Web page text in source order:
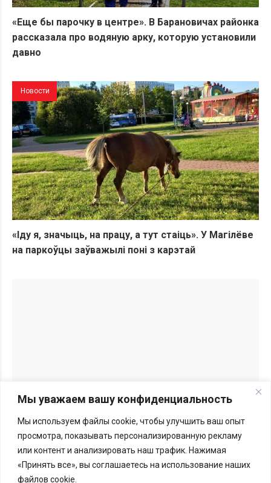
Мы уважаем вашу конфиденциальность
Мы используем файлы cookie, чтобы улучшить ваш опыт
просмотра, показывать персонализированную рекламу
или контент и анализировать наш трафик. Нажимая
«Принять все», вы соглашаетесь на использование наших
файлов cookie.
«Еще бы парочку в центре». В Барановичах районка
рассказала про водяную арку, которую установили
давно
Новости
«Іду я, значыць, на працу, а тут стаіць». У Магілёве
на паркоўцы заўважылі поні з карэтай
Перепечатка материалов BGmedia.site возможна только с
Меморандум